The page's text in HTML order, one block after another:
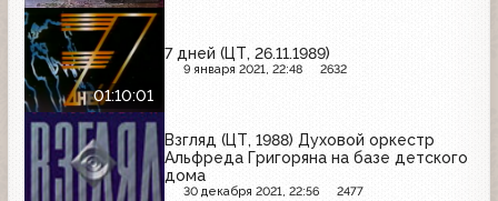
01:10:01
7 дней (ЦТ, 26.11.1989)
9 января 2021, 22:48 2632
Взгляд (ЦТ, 1988) Духовой оркестр
Альфреда Григоряна на базе детского
дома
30 декабря 2021, 22:56 2477